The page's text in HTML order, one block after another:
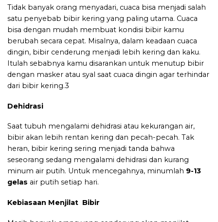
Tidak banyak orang menyadari, cuaca bisa menjadi salah
satu penyebab bibir kering yang paling utama. Cuaca
bisa dengan mudah membuat kondisi bibir kamu
berubah secara cepat. Misalnya, dalam keadaan cuaca
dingin, bibir cenderung menjadi lebih kering dan kaku.
Itulah sebabnya kamu disarankan untuk menutup bibir
dengan masker atau syal saat cuaca dingin agar terhindar
dari bibir kering.3
Dehidrasi
Saat tubuh mengalami dehidrasi atau kekurangan air,
bibir akan lebih rentan kering dan pecah-pecah. Tak
heran, bibir kering sering menjadi tanda bahwa
seseorang sedang mengalami dehidrasi dan kurang
minum air putih. Untuk mencegahnya, minumlah 9-13
gelas air putih setiap hari.
Kebiasaan Menjilat Bibir